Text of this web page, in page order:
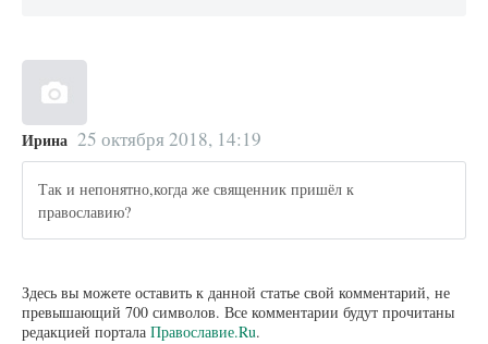
Ирина 25 октября 2018, 14:19
Так и непонятно,когда же священник пришёл к
православию?
Здесь вы можете оставить к данной статье свой комментарий, не
превышающий 700 символов. Все комментарии будут прочитаны
редакцией портала Православие.Ru.